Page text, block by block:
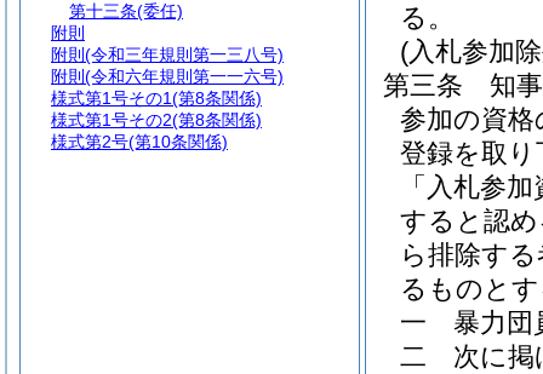
る。
(入札参加
第三条
知
参加の資
登録を取
「入札参
すると認
ら排除する
るものと
一
暴力団
二
次に
第十三条(委任)
附則
附則 (令和三年規則第一三八号)
附則 (令和六年規則第一一六号)
様式第1号その1(第8条関係)
様式第1号その2(第8条関係)
様式第2号(第10条関係)